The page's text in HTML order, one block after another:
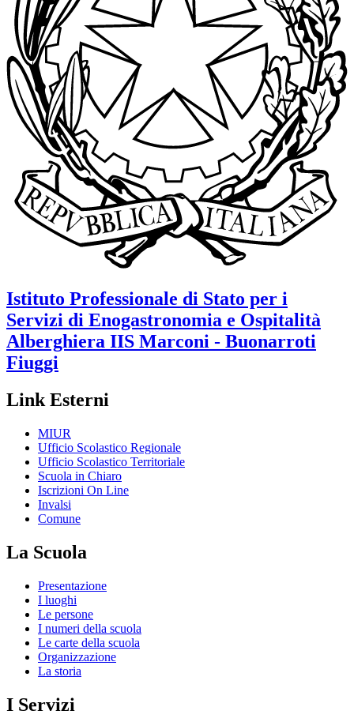
Istituto Professionale di Stato per i
Servizi di Enogastronomia e Ospitalità
Alberghiera IIS Marconi - Buonarroti
Fiuggi
Link Esterni
MIUR
Ufficio Scolastico Regionale
Ufficio Scolastico Territoriale
Scuola in Chiaro
Iscrizioni On Line
Invalsi
Comune
La Scuola
Presentazione
I luoghi
Le persone
I numeri della scuola
Le carte della scuola
Organizzazione
La storia
I Servizi